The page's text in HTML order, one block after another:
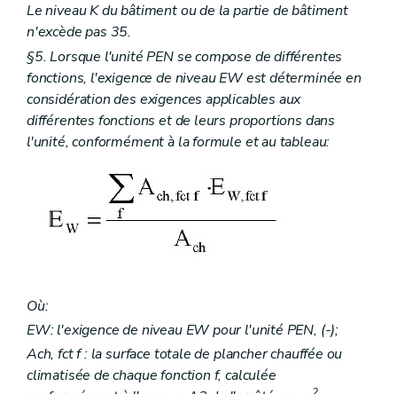
Le niveau K du bâtiment ou de la partie de bâtiment
n'excède pas 35.
§5. Lorsque l'unité PEN se compose de différentes
fonctions, l'exigence de niveau EW est déterminée en
considération des exigences applicables aux
différentes fonctions et de leurs proportions dans
l'unité, conformément à la formule et au tableau:
Où:
EW: l'exigence de niveau EW pour l'unité PEN, (-);
Ach, fct f : la surface totale de plancher chauffée ou
climatisée de chaque fonction f, calculée